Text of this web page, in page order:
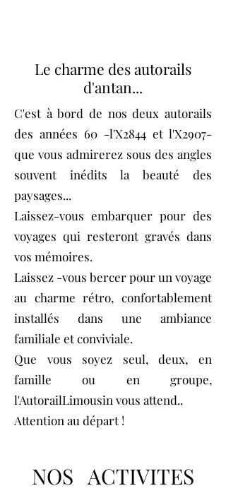
Le charme des autorails
d'antan...
C'est à bord de nos deux autorails
des années 60 -l'X2844 et l'X2907-
que vous admirerez sous des angles
souvent inédits la beauté des
paysages...
Laissez-vous embarquer pour des
voyages qui resteront gravés dans
vos mémoires.
Laissez -vous bercer pour un voyage
au charme rétro, confortablement
installés dans une ambiance
familiale et conviviale.
Que vous soyez seul, deux, en
famille ou en groupe,
l'AutorailLimousin vous attend..
Attention au départ !
NOS ACTIVITES